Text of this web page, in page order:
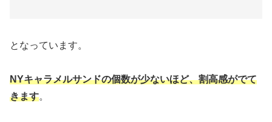
となっています。
NYキャラメルサンドの個数が少ないほど、割高感がでて
きます。